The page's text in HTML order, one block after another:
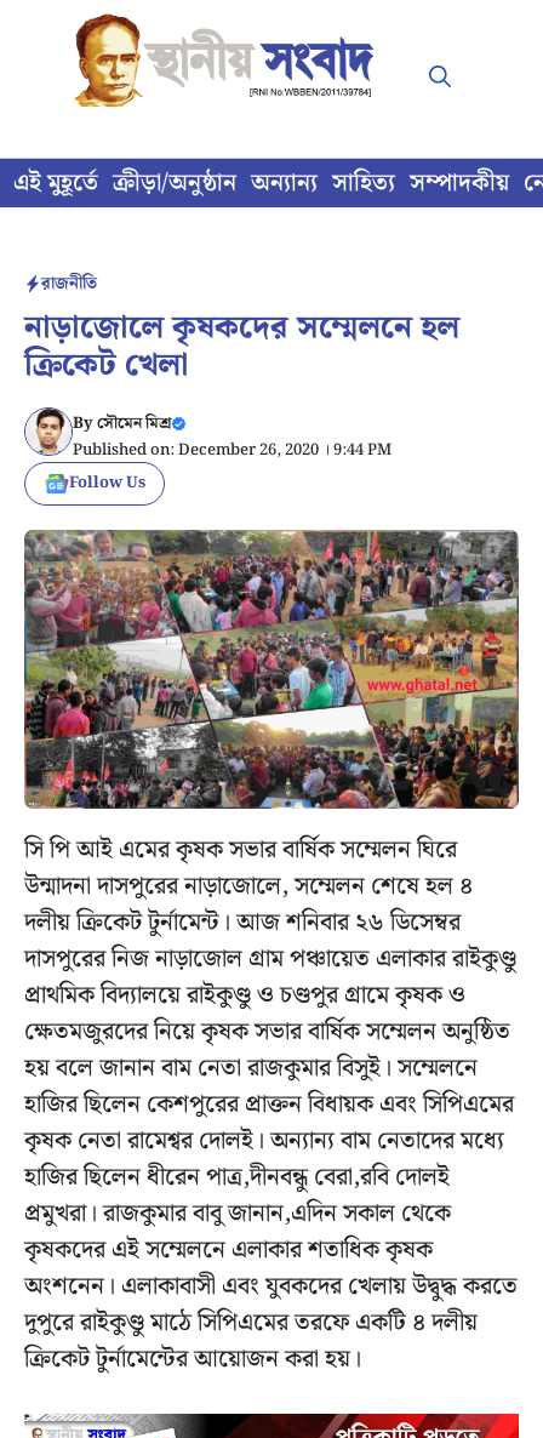
content
এই মুহূর্তে ক্রীড়া/অনুষ্ঠান অন্যান্য সাহিত্য সম্পাদকীয়
রাজনীতি
নাড়াজোলে কৃষকদের সম্মেলনে হল
ক্রিকেট খেলা
Byসৌমেন মিশ্র
Published on: December 26, 2020 । 9:44 PM
Follow Us
সি পি আই এমের কৃষক সভার বার্ষিক সম্মেলন ঘিরে
উন্মাদনা দাসপুরের নাড়াজোলে, সম্মেলন শেষে হল ৪
দলীয় ক্রিকেট টুর্নামেন্ট। আজ শনিবার ২৬ ডিসেম্বর
দাসপুরের নিজ নাড়াজোল গ্রাম পঞ্চায়েত এলাকার রাইকুণ্ডু
প্রাথমিক বিদ্যালয়ে রাইকুণ্ডু ও চণ্ডপুর গ্রামে কৃষক ও
ক্ষেতমজুরদের নিয়ে কৃষক সভার বার্ষিক সম্মেলন অনুষ্ঠিত
হয় বলে জানান বাম নেতা রাজকুমার বিসুই। সম্মেলনে
হাজির ছিলেন কেশপুরের প্রাক্তন বিধায়ক এবং সিপিএমের
কৃষক নেতা রামেশ্বর দোলই। অন্যান্য বাম নেতাদের মধ্যে
হাজির ছিলেন ধীরেন পাত্র,দীনবন্ধু বেরা,রবি দোলই
প্রমুখরা। রাজকুমার বাবু জানান,এদিন সকাল থেকে
কৃষকদের এই সম্মেলনে এলাকার শতাধিক কৃষক
অংশনেন। এলাকাবাসী এবং যুবকদের খেলায় উদ্বুদ্ধ করতে
দুপুরে রাইকুণ্ডু মাঠে সিপিএমের তরফে একটি ৪ দলীয়
ক্রিকেট টুর্নামেন্টের আয়োজন করা হয়।